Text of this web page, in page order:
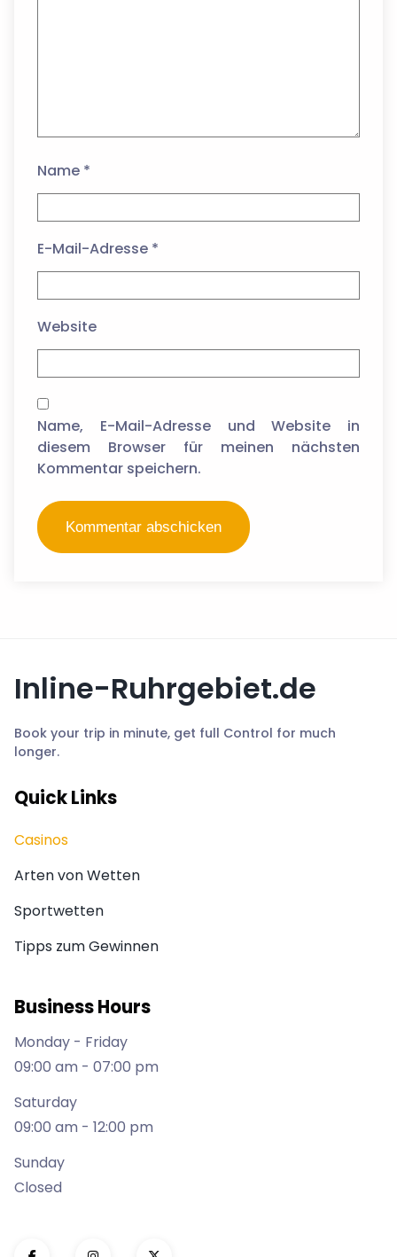
Name *
E-Mail-Adresse *
Website
Name, E-Mail-Adresse und Website in
diesem Browser für meinen nächsten
Kommentar speichern.
Inline-Ruhrgebiet.de
Book your trip in minute, get full Control for much
longer.
Quick Links
Casinos
Arten von Wetten
Sportwetten
Tipps zum Gewinnen
Business Hours
Monday - Friday
09:00 am - 07:00 pm
Saturday
09:00 am - 12:00 pm
Sunday
Closed